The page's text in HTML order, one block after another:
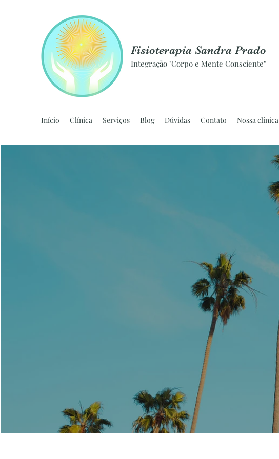
Fisioterapia Sandra Prado
Integração "Corpo e Mente Consciente"
Início Clínica Serviços Blog Dúvidas Contato Nossa clínica